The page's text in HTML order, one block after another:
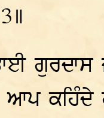
ਗੁਰਦਾਸ
ਆਪ ਕਹਿੰਦੇ